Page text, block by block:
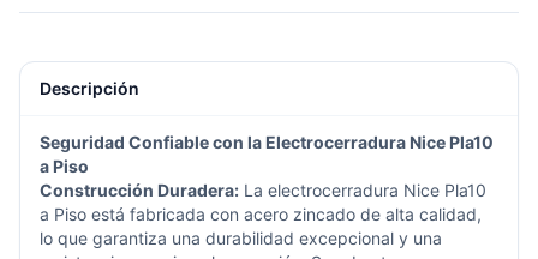
Descripción
Seguridad Confiable con la Electrocerradura Nice Pla10
a Piso
Construcción Duradera: La electrocerradura Nice Pla10
a Piso está fabricada con acero zincado de alta calidad,
lo que garantiza una durabilidad excepcional y una